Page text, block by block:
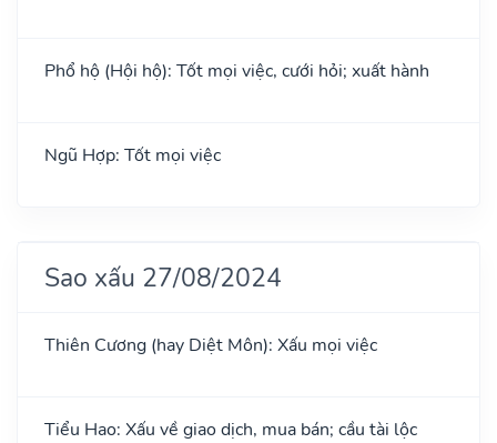
Phổ hộ (Hội hộ): Tốt mọi việc, cưới hỏi; xuất hành
Ngũ Hợp: Tốt mọi việc
Sao xấu 27/08/2024
Thiên Cương (hay Diệt Môn): Xấu mọi việc
Tiểu Hao: Xấu về giao dịch, mua bán; cầu tài lộc